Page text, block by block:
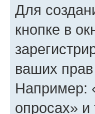
Для
кнопке в
ваших
Например:
опросах» и